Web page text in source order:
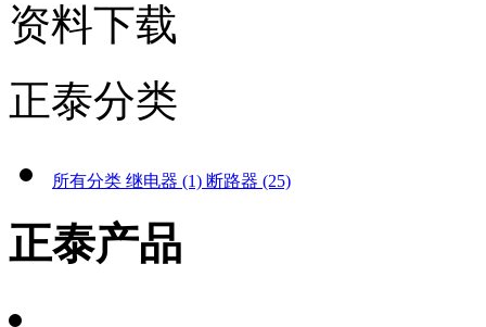
资料下载
正泰分类
所有分类 继电器 (1) 断路器 (25)
正泰产品